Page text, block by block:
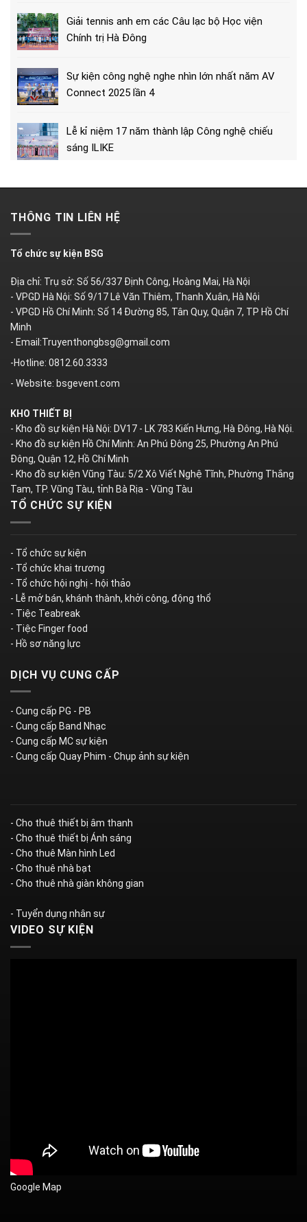
Giải tennis anh em các Câu lạc bộ Học viện
Chính trị Hà Đông
Sự kiện công nghệ nghe nhìn lớn nhất năm AV
Connect 2025 lần 4
Lễ kỉ niệm 17 năm thành lập Công nghệ chiếu
sáng ILIKE
THÔNG TIN LIÊN HỆ
Tổ chức sự kiện BSG
Địa chỉ: Trụ sở: Số 56/337 Định Công, Hoàng Mai, Hà Nội
- VPGD Hà Nội: Số 9/17 Lê Văn Thiêm, Thanh Xuân, Hà Nội
- VPGD Hồ Chí Minh: Số 14 Đường 85, Tân Quy, Quận 7, TP Hồ Chí
Minh
- Email:Truyenthongbsg@gmail.com
-Hotline: 0812.60.3333
- Website: bsgevent.com
KHO THIẾT BỊ
- Kho đồ sự kiện Hà Nội: DV17 - LK 783 Kiến Hưng, Hà Đông, Hà Nội.
- Kho đồ sự kiện Hồ Chí Minh: An Phú Đông 25, Phường An Phú
Đông, Quận 12, Hồ Chí Minh
- Kho đồ sự kiện Vũng Tàu: 5/2 Xô Viết Nghệ Tĩnh, Phường Thắng
Tam, TP. Vũng Tàu, tỉnh Bà Rịa - Vũng Tàu
TỔ CHỨC SỰ KIỆN
- Tổ chức sự kiện
- Tổ chức khai trương
- Tổ chức hội nghị - hội thảo
- Lễ mở bán, khánh thành, khởi công, động thổ
- Tiệc Teabreak
- Tiệc Finger food
- Hồ sơ năng lực
DỊCH VỤ CUNG CẤP
- Cung cấp PG - PB
- Cung cấp Band Nhạc
- Cung cấp MC sự kiện
- Cung cấp Quay Phim - Chụp ảnh sự kiện
- Cho thuê thiết bị âm thanh
- Cho thuê thiết bị Ánh sáng
- Cho thuê Màn hình Led
- Cho thuê nhà bạt
- Cho thuê nhà giàn không gian
- Tuyển dụng nhân sự
VIDEO SỰ KIỆN
Google Map